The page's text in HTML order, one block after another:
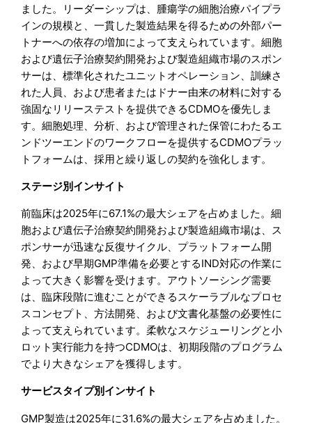
ました。リーダーシップは、腫瘍学の細胞治療パイプラ
インの規模と、一貫した製造結果を得るための外部パー
トナーへの依存の増加によって支えられています。細胞
および遺伝子治療契約開発および製造組織市場のスポン
サーは、標準化されたユニットオペレーション、訓練さ
れた人員、および患者またはドナー由来の材料に対する
強固なリリーステストを提供できるCDMOを優先しま
す。細胞処理、分析、および管理された保管にわたるエ
ンドツーエンドのワークフローを提供するCDMOプラッ
トフォームは、採用と繰り返しの契約を強化します。
ステージ別インサイト
前臨床は2025年に67.1%の最大シェアを占めました。細
胞および遺伝子治療契約開発および製造組織市場は、ス
ポンサーが迅速な反復サイクル、プラットフォーム開
発、および早期GMP準備を必要とするIND対応の作業に
よって大きく影響を受けます。アウトソーシング需要
は、臨床段階に進むことができるスケーラブルなプロセ
スコンセプト、方法開発、および文書化基盤の必要性に
よって支えられています。柔軟なスケジューリングと小
ロット実行能力を持つCDMOは、初期段階のプログラム
でより大きなシェアを獲得します。
サービスタイプ別インサイト
GMP製造は2025年に31.6%の最大シェアを占めました。